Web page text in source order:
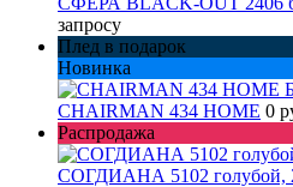
запросу
Плед в подарок
Новинка
CHAIRMAN 434 HOME 0
Распродажа
СОГДИАНА 5102 голубой,